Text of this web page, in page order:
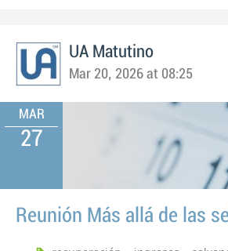
UA Matutino
Mar 20, 2026 at 08:25
MAR
27
Reunión Más allá de las